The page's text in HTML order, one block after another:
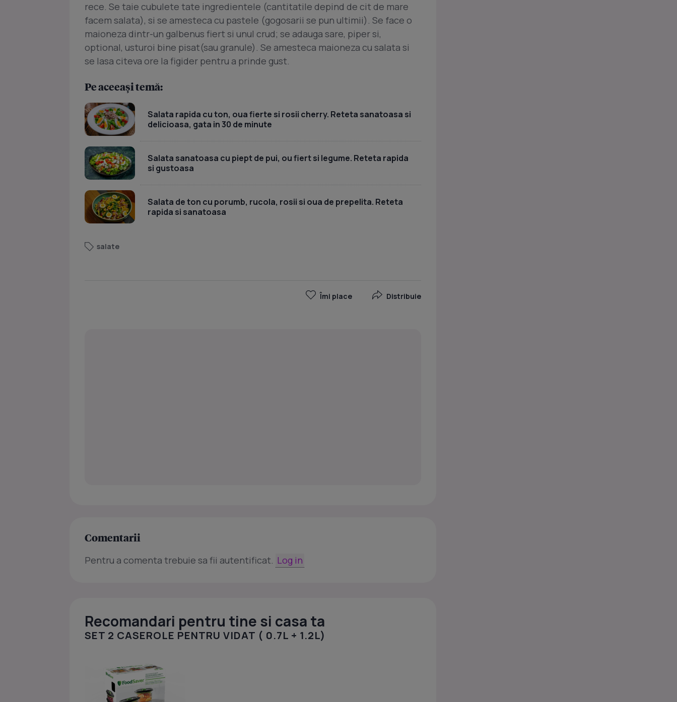
rece. Se taie cubulete tate ingredientele (cantitatile depind de cit de mare
facem salata), si se amesteca cu pastele (gogosarii se pun ultimii). Se face o
maioneza dintr-un galbenus fiert si unul crud; se adauga sare, piper si,
optional, usturoi bine pisat(sau granule). Se amesteca maioneza cu salata si
se lasa citeva ore la figider pentru a prinde gust.
Pe aceeași temă:
Salata rapida cu ton, oua fierte si rosii cherry. Reteta sanatoasa si
delicioasa, gata in 30 de minute
Salata sanatoasa cu piept de pui, ou fiert si legume. Reteta rapida
si gustoasa
Salata de ton cu porumb, rucola, rosii si oua de prepelita. Reteta
rapida si sanatoasa
salate
Îmi place Distribuie
Comentarii
Pentru a comenta trebuie sa fii autentificat. Log in
Recomandari pentru tine si casa ta
SET 2 CASEROLE PENTRU VIDAT ( 0.7L + 1.2L)